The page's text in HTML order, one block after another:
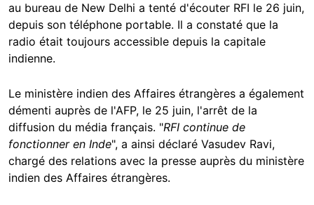
au bureau de New Delhi a tenté d'écouter RFI le 26 juin,
depuis son téléphone portable. Il a constaté que la
radio était toujours accessible depuis la capitale
indienne.
Le ministère indien des Affaires étrangères a également
démenti auprès de l'AFP, le 25 juin, l'arrêt de la
diffusion du média français. "RFI continue de
fonctionner en Inde", a ainsi déclaré Vasudev Ravi,
chargé des relations avec la presse auprès du ministère
indien des Affaires étrangères.